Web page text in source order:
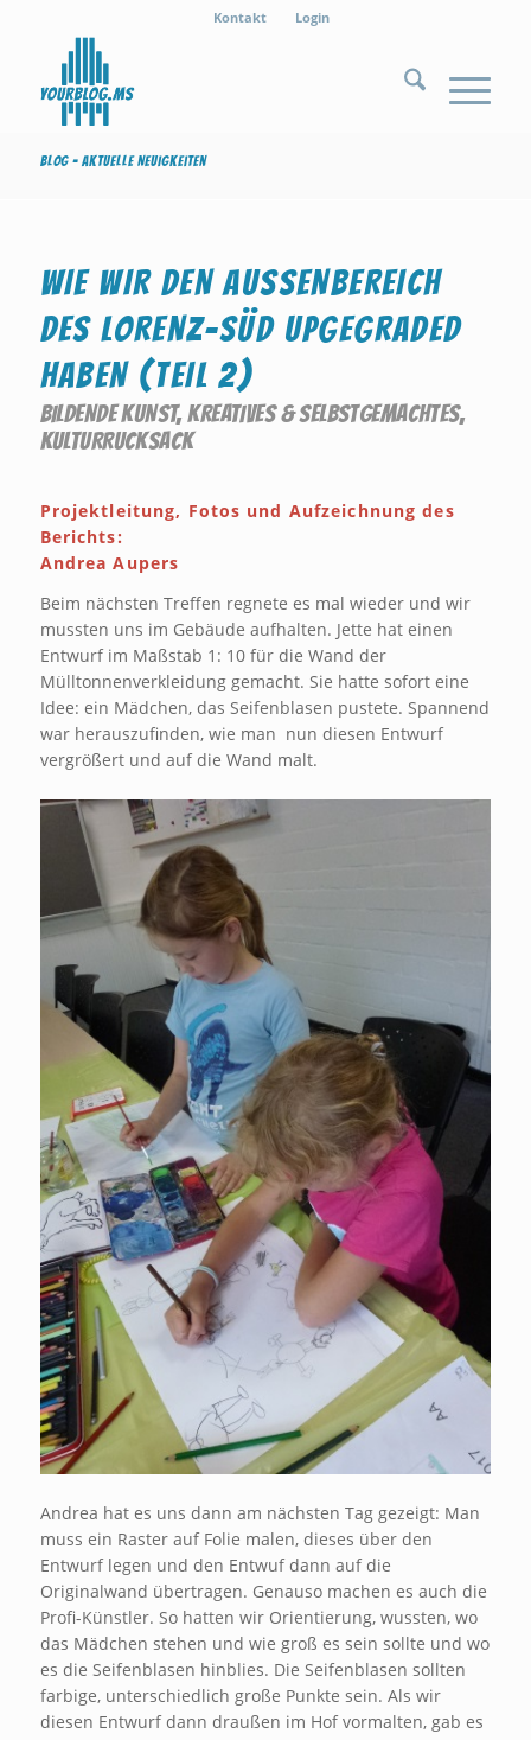
Kontakt Login
Blog - Aktuelle Neuigkeiten
WIE WIR DEN AUSSENBEREICH D
ES LORENZ-SÜD UPGEGRADED H
ABEN (TEIL 2)
BILDENDE KUNST,KREATIVES & SELBSTGEMACHTES,
KULTURRUCKSACK
Projektleitung, Fotos und Aufzeichnung des
Berichts:
Andrea Aupers
Beim nächsten Treffen regnete es mal wieder und wir
mussten uns im Gebäude aufhalten. Jette hat einen
Entwurf im Maßstab 1: 10 für die Wand der
Mülltonnenverkleidung gemacht. Sie hatte sofort eine
Idee: ein Mädchen, das Seifenblasen pustete. Spannend
war herauszufinden, wie man nun diesen Entwurf
vergrößert und auf die Wand malt.
Andrea hat es uns dann am nächsten Tag gezeigt: Man
muss ein Raster auf Folie malen, dieses über den
Entwurf legen und den Entwuf dann auf die
Originalwand übertragen. Genauso machen es auch die
Profi-Künstler. So hatten wir Orientierung, wussten, wo
das Mädchen stehen und wie groß es sein sollte und wo
es die Seifenblasen hinblies. Die Seifenblasen sollten
farbige, unterschiedlich große Punkte sein. Als wir
diesen Entwurf dann draußen im Hof vormalten, gab es